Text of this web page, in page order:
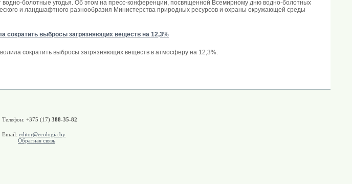
водно-болотные угодья. Об этом на пресс-конференции, посвященной Всемирному дню водно-болотных
и ландшафтного разнообразия Министерства природных ресурсов и охраны окружающей среды
сократить выбросы загрязняющих веществ на 12,3%
сократить выбросы загрязняющих веществ в атмосферу на 12,3%.
Телефон: +375 (17) 388-35-82
Email: editor@ecologia.by
Обратная связь